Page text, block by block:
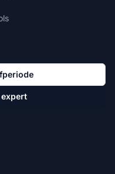
expert